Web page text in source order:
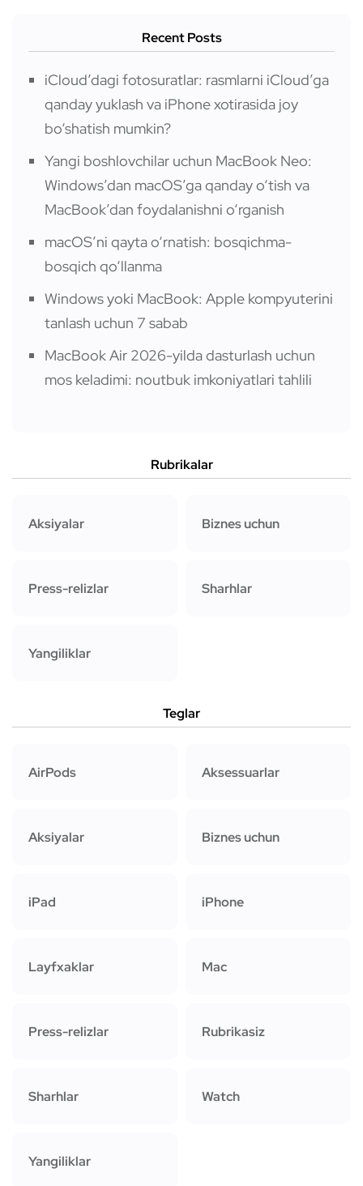
Recent Posts
iCloud’dagi fotosuratlar: rasmlarni iCloud’ga
qanday yuklash va iPhone xotirasida joy
bo‘shatish mumkin?
Yangi boshlovchilar uchun MacBook Neo:
Windows’dan macOS’ga qanday o‘tish va
MacBook’dan foydalanishni o‘rganish
macOS’ni qayta o‘rnatish: bosqichma-
bosqich qo‘llanma
Windows yoki MacBook: Apple kompyuterini
tanlash uchun 7 sabab
MacBook Air 2026-yilda dasturlash uchun
mos keladimi: noutbuk imkoniyatlari tahlili
Rubrikalar
Aksiyalar Biznes uchun
Press-relizlar Sharhlar
Yangiliklar
Teglar
AirPods Aksessuarlar
Aksiyalar Biznes uchun
iPad iPhone
Layfxaklar Mac
Press-relizlar Rubrikasiz
Sharhlar Watch
Yangiliklar